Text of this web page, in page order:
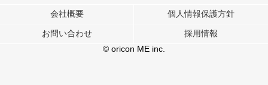
行っています。
メディアや広告配信、データ解析の各パートナーに提供しています。
各パートナーは、この情報とユーザーが各パートナーに提供した他の情報や、
ユーザーが各パートナーのサービスを使用したときに収集した他の情報を組み
会社概要 個人情報保護方針
お問い合わせ
採用情報
© oricon ME inc.